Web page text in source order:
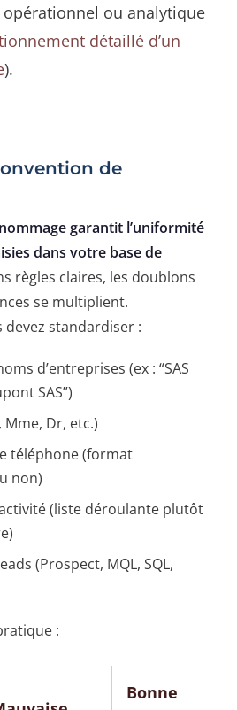
opérationnel ou analytique
détaillé d’un
).
de
garantit l’uniformité
dans votre base de
règles claires, les doublons
se multiplient.
standardiser :
d’entreprises (ex : “SAS
SAS”)
Mme, Dr, etc.)
téléphone (format
non)
(liste déroulante plutôt
(Prospect, MQL, SQL,
:
Bonne